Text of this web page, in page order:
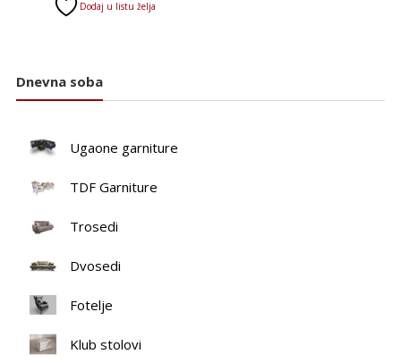
Dodaj u listu želja
Dnevna soba
Ugaone garniture
TDF Garniture
Trosedi
Dvosedi
Fotelje
Klub stolovi